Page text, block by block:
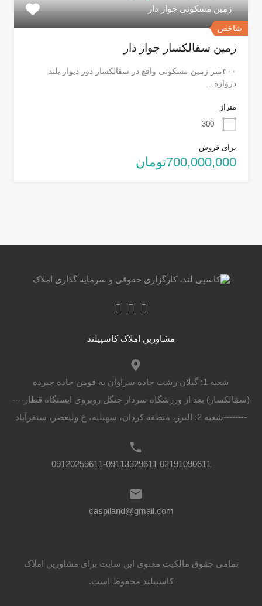
شاخص
زمین مسکونی جواز دار
زمین سقالکسار جواز دار
۳۰۰متر زمین مسکونی واقع در سقالکسار دور دیوار بلند
دروازه…
متراژ
300
برای فروش
700,000,000تومان
مشاورین املاک کاسپیلند
شعبه 1: گیلان رشت جاده سراوان به فومن جاده جیرده
(سقالکسار) بعد از ورزشگاه سردار جنگل روبروی ایستگاه قطار----
--------شعبه 2: البرز، منطقه کردان، سهیلیه، خ ولیعصر، سنقرآباد
02191090611 09120259611-09113329611
caspiland@gmail.com
تمامی حقوق مالکیت معنوی این ‌سایت برای مشاورین املاک
کاسپیلند محفوظ است.